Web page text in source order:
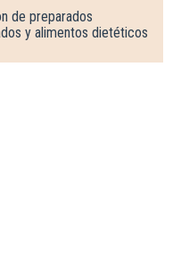
de preparados
y alimentos dietéticos